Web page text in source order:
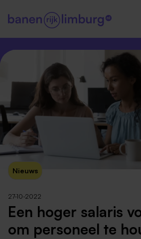
Nieuws
27-10-2022
Een hoger salaris
om personeel te